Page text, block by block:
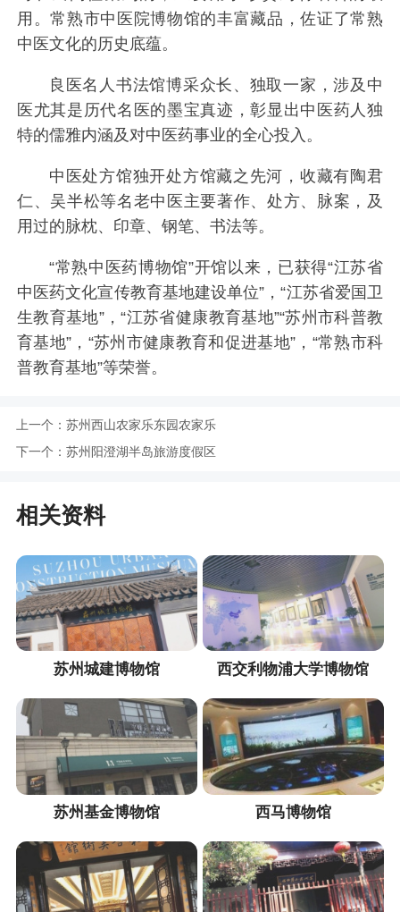
用。常熟市中医院博物馆的丰富藏品，佐证了常熟
中医文化的历史底蕴。
良医名人书法馆博采众长、独取一家，涉及中
医尤其是历代名医的墨宝真迹，彰显出中医药人独
特的儒雅内涵及对中医药事业的全心投入。
中医处方馆独开处方馆藏之先河，收藏有陶君
仁、吴半松等名老中医主要著作、处方、脉案，及
用过的脉枕、印章、钢笔、书法等。
“常熟中医药博物馆”开馆以来，已获得“江苏省
中医药文化宣传教育基地建设单位”，“江苏省爱国卫
生教育基地”，“江苏省健康教育基地”“苏州市科普教
育基地”，“苏州市健康教育和促进基地”，“常熟市科
普教育基地”等荣誉。
上一个： 苏州西山农家乐东园农家乐
下一个： 苏州阳澄湖半岛旅游度假区
相关资料
苏州城建博物馆 西交利物浦大学博物馆
苏州基金博物馆 西马博物馆